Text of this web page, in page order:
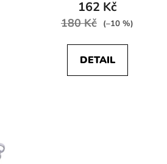
162 Kč
180 Kč (–10 %)
DETAIL